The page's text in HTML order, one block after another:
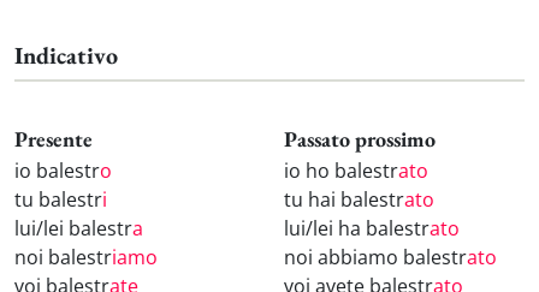
Indicativo
Presente
io balestro
tu balestri
lui/lei balestra
noi balestriamo
voi balestrate
Passato prossimo
io ho balestrato
tu hai balestrato
lui/lei ha balestrato
noi abbiamo balestrato
voi avete balestrato